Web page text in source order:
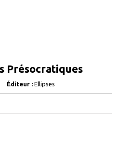
Présocratiques
Éditeur : Ellipses